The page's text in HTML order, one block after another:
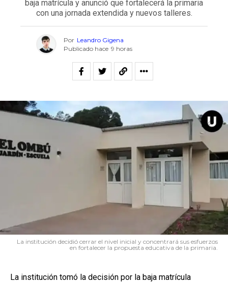
baja matrícula y anunció que fortalecerá la primaria
con una jornada extendida y nuevos talleres.
Por Leandro Gigena
Publicado hace 9 horas
La institución decidió cerrar el nivel inicial y concentrará sus esfuerzos
en fortalecer la propuesta educativa de la primaria.
La institución tomó la decisión por la baja matrícula